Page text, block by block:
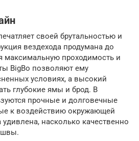
своей брутальностью и
вездехода продумана до
максимальную проходимость и
BigBo позволяют ему
условиях, а высокий
глубокие ямы и брод. В
прочные и долговечные
к воздействию окружающей
насколько качественно